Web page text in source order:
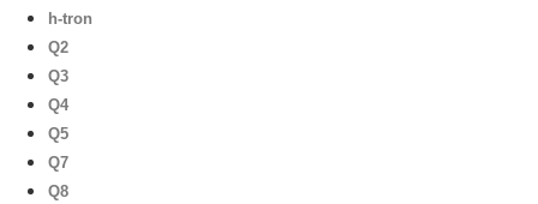
h-tron
Q2
Q3
Q4
Q5
Q7
Q8